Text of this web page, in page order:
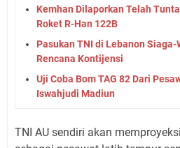
Kemhan Dilaporkan Telah
Roket R-Han 122B
Pasukan TNI di Lebanon
Rencana Kontijensi
Uji Coba Bom TAG 82 Dari
Iswahjudi Madiun
TNI AU sendiri akan